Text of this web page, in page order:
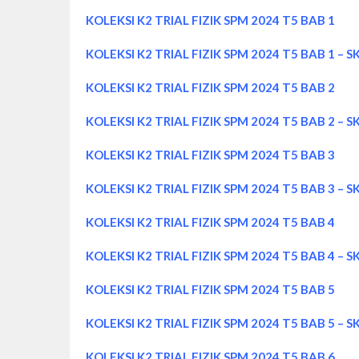
KOLEKSI K2 TRIAL FIZIK SPM 2024 T5 BAB 1
KOLEKSI K2 TRIAL FIZIK SPM 2024 T5 BAB 1 –
KOLEKSI K2 TRIAL FIZIK SPM 2024 T5 BAB 2
KOLEKSI K2 TRIAL FIZIK SPM 2024 T5 BAB 2 –
KOLEKSI K2 TRIAL FIZIK SPM 2024 T5 BAB 3
KOLEKSI K2 TRIAL FIZIK SPM 2024 T5 BAB 3 –
KOLEKSI K2 TRIAL FIZIK SPM 2024 T5 BAB 4
KOLEKSI K2 TRIAL FIZIK SPM 2024 T5 BAB 4 –
KOLEKSI K2 TRIAL FIZIK SPM 2024 T5 BAB 5
KOLEKSI K2 TRIAL FIZIK SPM 2024 T5 BAB 5 –